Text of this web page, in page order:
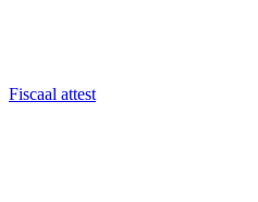
Fiscaal attest